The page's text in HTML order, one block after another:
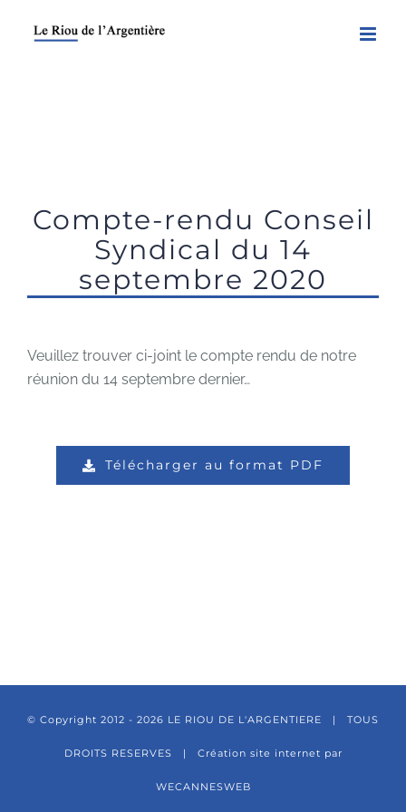
Compte-rendu Conseil
Syndical du 14
septembre 2020
Veuillez trouver ci-joint le compte rendu de notre
réunion du 14 septembre dernier…
Télécharger au format PDF
© Copyright 2012 - 2026 LE RIOU DE L'ARGENTIERE | TOUS
DROITS RESERVES | Création site internet par
WECANNESWEB